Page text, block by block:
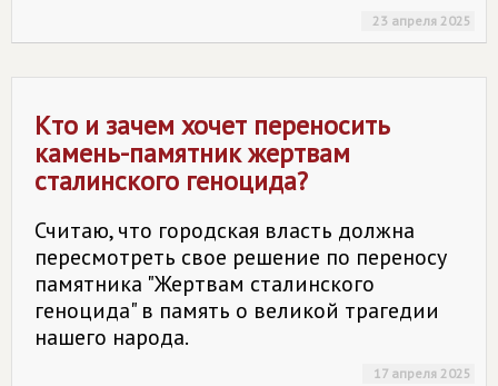
23 апреля 2025
Кто и зачем хочет переносить
камень-памятник жертвам
сталинского геноцида?
Считаю, что городская власть должна
пересмотреть свое решение по переносу
памятника "Жертвам сталинского
геноцида" в память о великой трагедии
нашего народа.
17 апреля 2025